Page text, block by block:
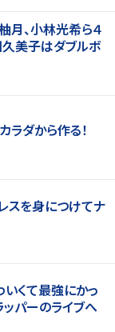
月、小林光希ら４
美子はダブルボ
ラダから作る！
スを身につけてナ
くて最強にかっ
パーのライブへ